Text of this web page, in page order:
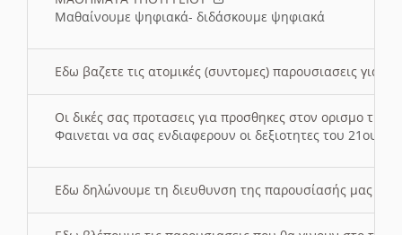
Μαθαίνουμε ψηφιακά- διδάσκουμε ψηφιακά
Εδω βαζετε τις ατομικές (συντομες) παρουσιασεις για
Οι δικές σας προτασεις για προσθηκες στον ορισμο
Φαινεται να σας ενδιαφερουν οι δεξιοτητες του 21ου
Εδω δηλώνουμε τη διευθυνση της παρουσίασής μας